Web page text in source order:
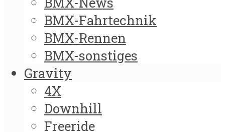
BMX-Fahrtechnik
BMX-Rennen
BMX-sonstiges
Gravity
4X
Downhill
Freeride